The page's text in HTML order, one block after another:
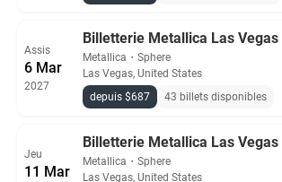
Assis
6 Mar
2027
Billetterie Metallica Las Vegas
Metallica ・ Sphere
Las Vegas, United States
depuis $687
43 billets disponibles
Jeu
11 Mar
Billetterie Metallica Las Vegas
Metallica ・ Sphere
Las Vegas, United States